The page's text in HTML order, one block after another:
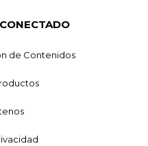
de Contenidos